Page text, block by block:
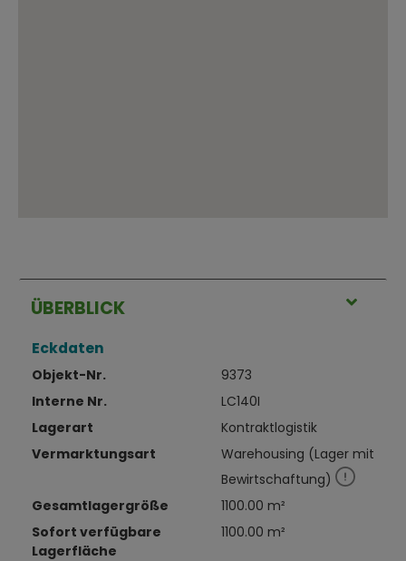
ÜBERBLICK
Eckdaten
Objekt-Nr.
9373
Interne Nr.
LC140I
Lagerart
Kontraktlogistik
Vermarktungsart
Warehousing (Lager mit
Bewirtschaftung)
Gesamtlagergröße
1100.00 m²
Sofort verfügbare
Lagerfläche
1100.00 m²